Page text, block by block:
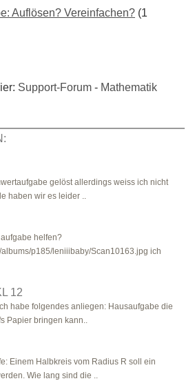
Auflösen? Vereinfachen? (1
Support-Forum - Mathematik
gelöst allerdings weiss ich nicht
haben wir es leider ..
helfen?
p185/leniiibaby/Scan10163.jpg ich
12
habe folgendes anliegen: Hausaufgabe die
Papier bringen kann..
Einem Halbkreis vom Radius R soll ein
Wie lang sind die ..